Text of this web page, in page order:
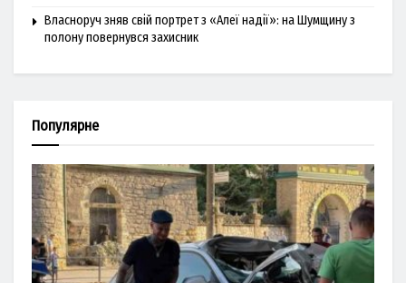
Власноруч зняв свій портрет з «Алеї надії»: на Шумщину з
полону повернувся захисник
Популярне